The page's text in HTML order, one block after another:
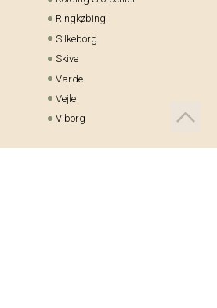
Ringkøbing
Silkeborg
Skive
Varde
Vejle
Viborg